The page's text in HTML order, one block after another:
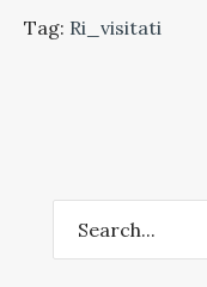
Tag: Ri_visitati